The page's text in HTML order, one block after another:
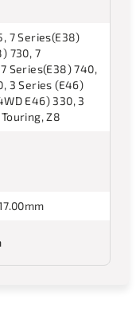
7 Series(E38)
730, 7
Series(E38) 740,
3 Series (E46)
E46) 330, 3
Z8